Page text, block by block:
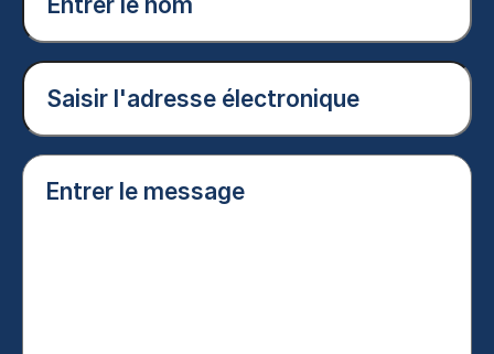
nom
(Nécessaire)
Courriel
(Nécessaire)
Entrer